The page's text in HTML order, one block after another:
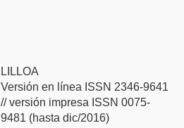
LILLOA
Versión en línea ISSN 2346-9641
// versión impresa ISSN 0075-
9481 (hasta dic/2016)